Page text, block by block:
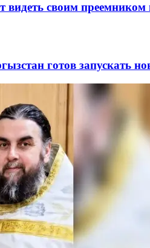
видеть своим
готов запускать